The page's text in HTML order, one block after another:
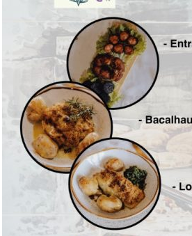
Partilhe com os seus amigos nas redes sociais!
Anterior
Futsal: Teófilo Lopes foi
convocado para selecção
guineense